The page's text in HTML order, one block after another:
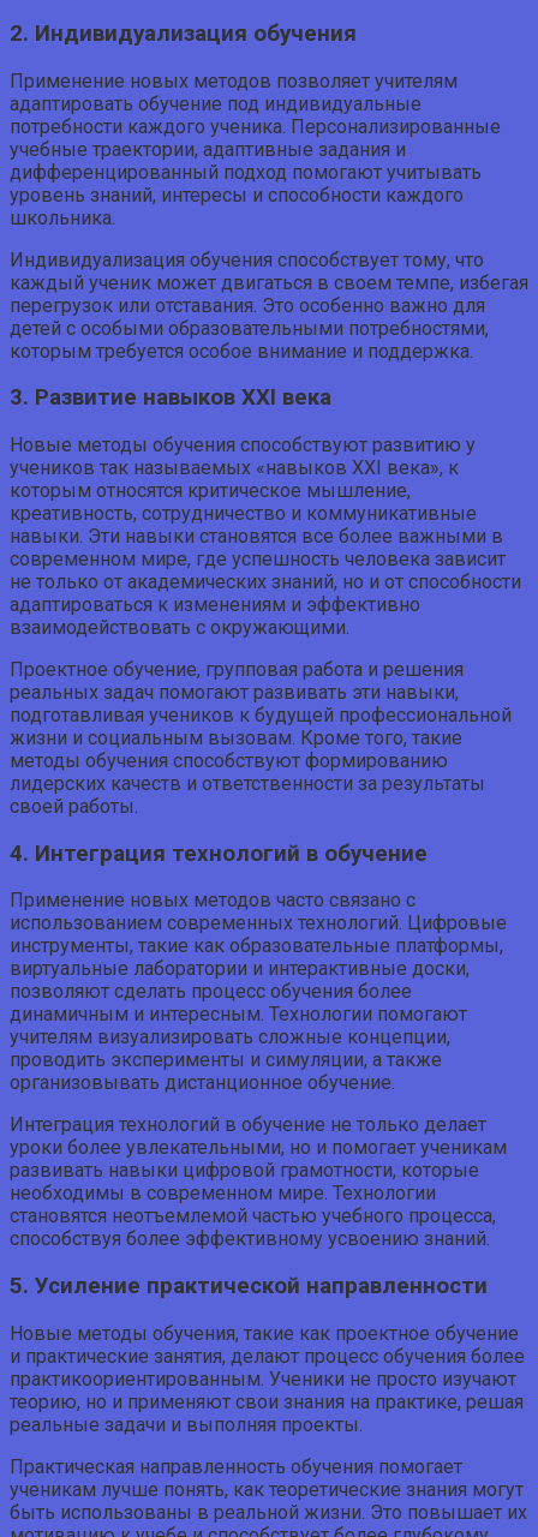
2. Индивидуализация обучения
Применение новых методов позволяет учителям
адаптировать обучение под индивидуальные
потребности каждого ученика. Персонализированные
учебные траектории, адаптивные задания и
дифференцированный подход помогают учитывать
уровень знаний, интересы и способности каждого
школьника.
Индивидуализация обучения способствует тому, что
каждый ученик может двигаться в своем темпе, избегая
перегрузок или отставания. Это особенно важно для
детей с особыми образовательными потребностями,
которым требуется особое внимание и поддержка.
3. Развитие навыков XXI века
Новые методы обучения способствуют развитию у
учеников так называемых «навыков XXI века», к
которым относятся критическое мышление,
креативность, сотрудничество и коммуникативные
навыки. Эти навыки становятся все более важными в
современном мире, где успешность человека зависит
не только от академических знаний, но и от способности
адаптироваться к изменениям и эффективно
взаимодействовать с окружающими.
Проектное обучение, групповая работа и решения
реальных задач помогают развивать эти навыки,
подготавливая учеников к будущей профессиональной
жизни и социальным вызовам. Кроме того, такие
методы обучения способствуют формированию
лидерских качеств и ответственности за результаты
своей работы.
4. Интеграция технологий в обучение
Применение новых методов часто связано с
использованием современных технологий. Цифровые
инструменты, такие как образовательные платформы,
виртуальные лаборатории и интерактивные доски,
позволяют сделать процесс обучения более
динамичным и интересным. Технологии помогают
учителям визуализировать сложные концепции,
проводить эксперименты и симуляции, а также
организовывать дистанционное обучение.
Интеграция технологий в обучение не только делает
уроки более увлекательными, но и помогает ученикам
развивать навыки цифровой грамотности, которые
необходимы в современном мире. Технологии
становятся неотъемлемой частью учебного процесса,
способствуя более эффективному усвоению знаний.
5. Усиление практической направленности
Новые методы обучения, такие как проектное обучение
и практические занятия, делают процесс обучения более
практикоориентированным. Ученики не просто изучают
теорию, но и применяют свои знания на практике, решая
реальные задачи и выполняя проекты.
Практическая направленность обучения помогает
ученикам лучше понять, как теоретические знания могут
быть использованы в реальной жизни. Это повышает их